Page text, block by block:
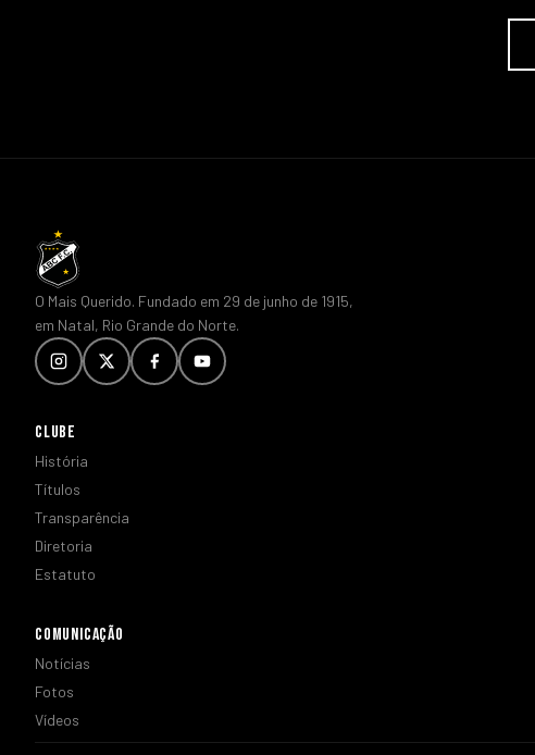
O Mais Querido. Fundado em 29 de junho de 1915,
em Natal, Rio Grande do Norte.
CLUBE
História
Títulos
Transparência
Diretoria
Estatuto
COMUNICAÇÃO
Notícias
Fotos
Vídeos